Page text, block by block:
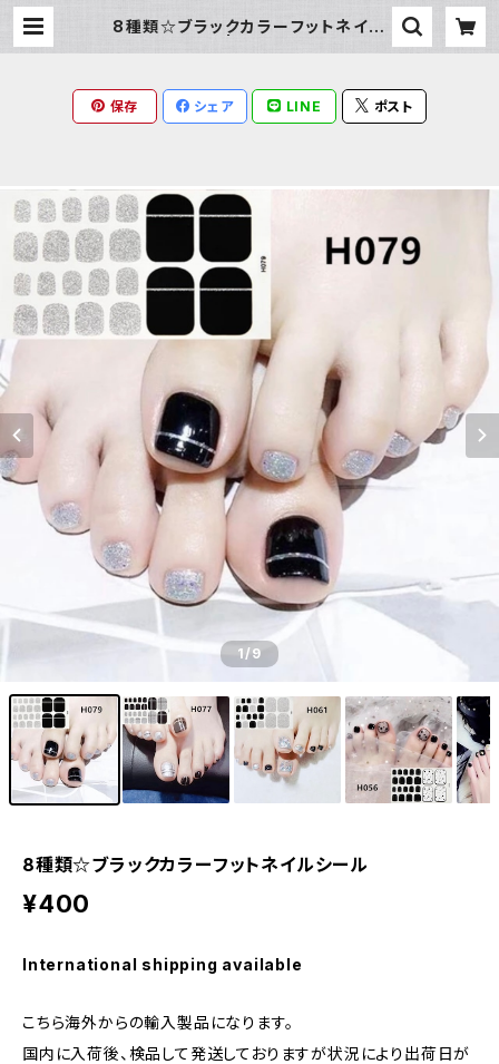
8種類☆ブラックカラーフットネイル
保存 シェア LINE ポスト
1/9
8種類☆ブラックカラーフットネイルシール
¥400
International shipping available
こちら海外からの輸入製品になります。
国内に入荷後、検品して発送しておりますが状況により出荷日が